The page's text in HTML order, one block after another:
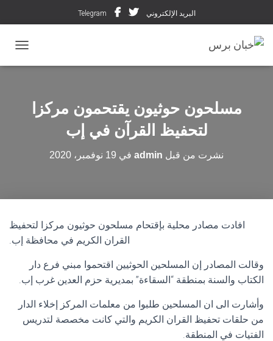
البريد الإلكتروني Telegram
مسلحون حوثيون يقتحمون مركزا
لتحفيظ القرآن في إب
نشرت من قبل admin في 19 نوفمبر، 2020
افادت مصادر محلية بإقتحام مسلحون حوثيون مركزا لتحفيظ
القران الكريم في محافظة إب.
وقالت المصادر إن المسلحين الحوثيين اقتحموا مبني فرع دار
الكتاب والسنة بمنطقة “السقاءة” بمديرية حزم العدين غرب إب.
وأشارت الى ان المسلحين طلبوا من معلمات المركز إخلاء الدار
من حلقات تحفيظ القران الكريم والتي كانت مخصصة لتدريس
الفتيات في المنطقة.